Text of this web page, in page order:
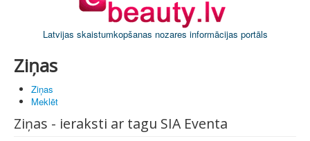
Latvijas skaistumkopšanas nozares informācijas portāls
Ziņas
Ziņas
Meklēt
Ziņas - ieraksti ar tagu SIA Eventa